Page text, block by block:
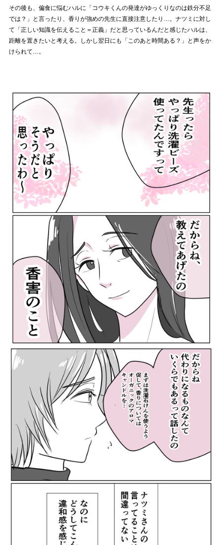
その後も、偏食に悩むハルに「コウキくんの発達がゆっくりなのは鉄分不足
では？」と言ったり、香りが強めの先生に直接注意したり…。ナツミに対し
て「正しい知識を伝えること＝正義」だと思っているんだと感じたハルは、
距離を置きたいと考える。しかし翌日にも「このあと時間ある？」と声をか
けられて…。